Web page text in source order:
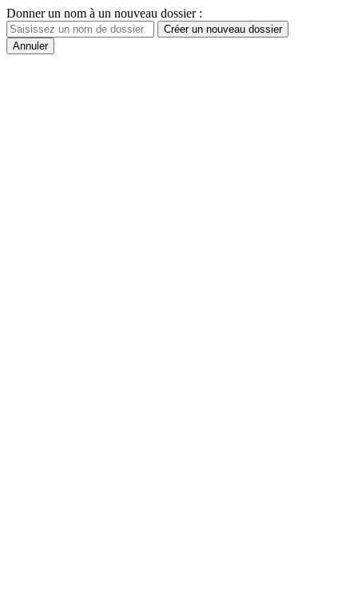
Donner un nom à un nouveau dossier :
Créer un nouveau dossier
Annuler